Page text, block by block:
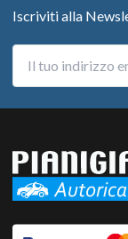
Iscriviti alla